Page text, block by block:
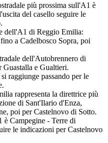
più prossima sull'A1 è
del casello seguire le
dell'A1 di Reggio Emilia:
a Cadelbosco Sopra, poi
dell'Autobrennero di
e Gualtieri.
raggiunge passando per le
rappresenta la direttrice più
di Sant'Ilario d'Enza,
poi per Castelnovo di Sotto.
è Campegine - Terre di
le indicazioni per Castelnovo